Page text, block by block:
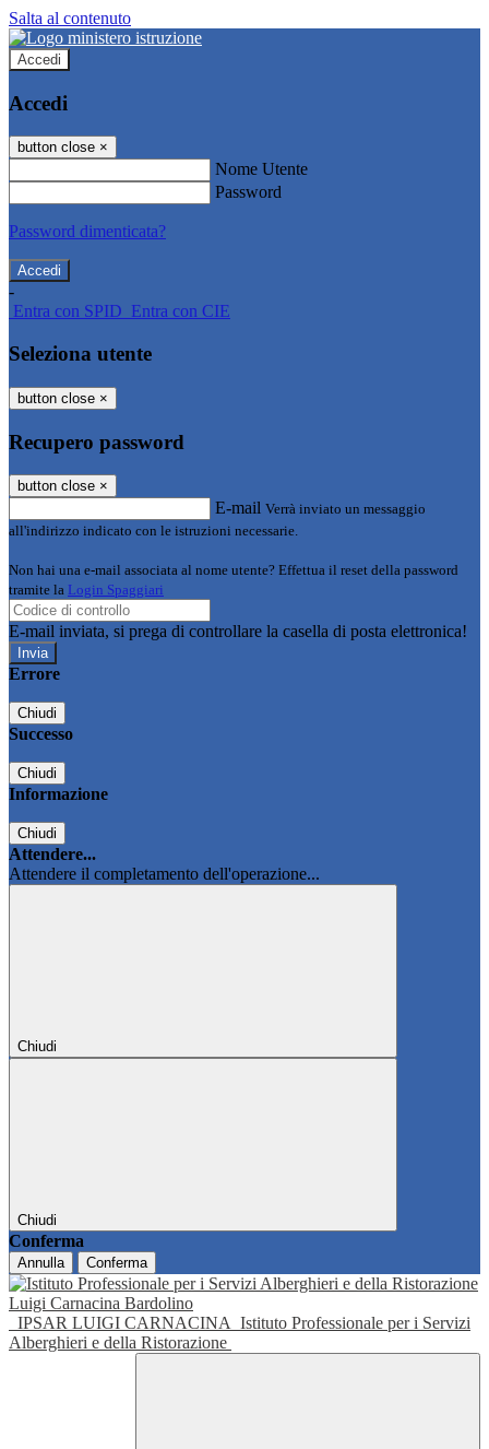
Salta al contenuto
Accedi
Accedi
button close ×
Nome Utente
Password
Password dimenticata?
-
Entra con SPID Entra con CIE
Seleziona utente
button close ×
Recupero password
button close ×
E-mail Verrà inviato un messaggio
all'indirizzo indicato con le istruzioni necessarie.
Non hai una e-mail associata al nome utente? Effettua il reset della password
tramite la Login Spaggiari
E-mail inviata, si prega di controllare la casella di posta elettronica!
Errore
Chiudi
Successo
Chiudi
Informazione
Chiudi
Attendere...
Attendere il completamento dell'operazione...
Chiudi
Chiudi
Conferma
Annulla Conferma
IPSAR LUIGI CARNACINA Istituto Professionale per i Servizi
Alberghieri e della Ristorazione